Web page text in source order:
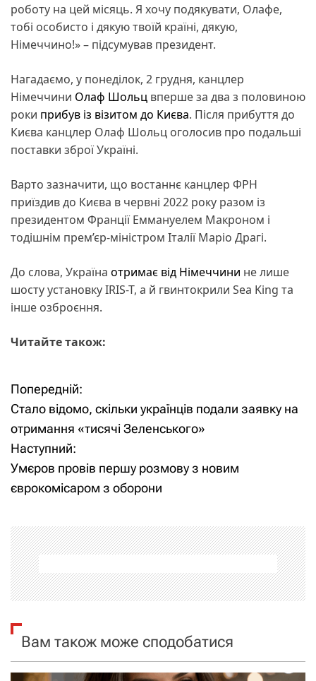
роботу на цей місяць. Я хочу подякувати, Олафе,
тобі особисто і дякую твоїй країні, дякую,
Німеччино!» – підсумував президент.
Нагадаємо, у понеділок, 2 грудня, канцлер
Німеччини Олаф Шольц вперше за два з половиною
роки прибув із візитом до Києва. Після прибуття до
Києва канцлер Олаф Шольц оголосив про подальші
поставки зброї Україні.
Варто зазначити, що востаннє канцлер ФРН
приїздив до Києва в червні 2022 року разом із
президентом Франції Еммануелем Макроном і
тодішнім прем’єр-міністром Італії Маріо Драгі.
До слова, Україна отримає від Німеччини не лише
шосту установку IRIS-T, а й гвинтокрили Sea King та
інше озброєння.
Читайте також:
Н
а
в
і
а
ц
і
я
з
Попередній:
Стало відомо, скільки українців подали заявку на
отримання «тисячі Зеленського»
Наступний:
Умєров провів першу розмову з новим
єврокомісаром з оборони
Вам також може сподобатися